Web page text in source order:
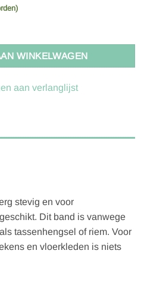
25mm - blauw - 215 aantal
WINKELWAGEN
aan verlanglijst
stevig en voor
Dit band is vanwege
tassenhengsel of riem. Voor
en vloerkleden is niets